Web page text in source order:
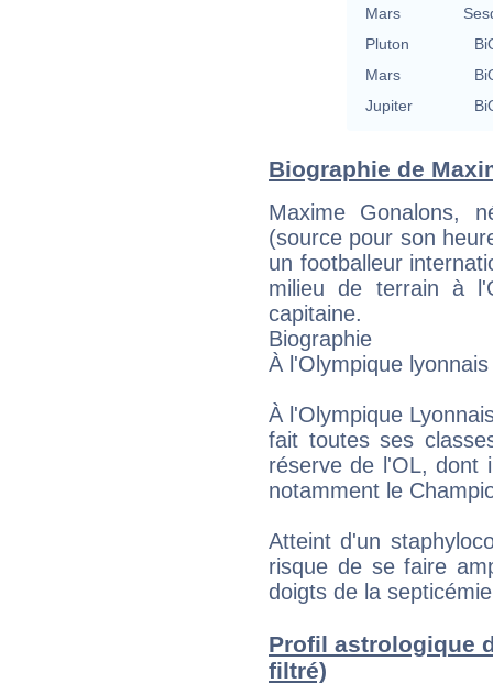
Mars
Pluton
Mars
Jupiter
Biographie de
Maxime Gonalons,
(source pour son
un footballeur
milieu de terrain à
capitaine.
Biographie
À l'Olympique lyonnais
À l'Olympique
fait toutes ses
réserve de l'OL, dont
notamment le
Atteint d'un
risque de se faire
doigts de la
Profil astrologique
filtré)